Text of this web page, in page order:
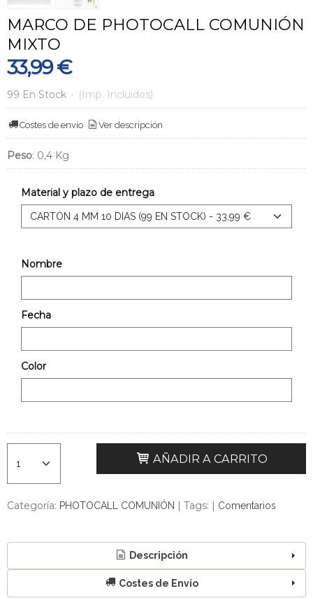
MARCO DE PHOTOCALL COMUNIÓN
MIXTO
33,99 €
99 En Stock - (Imp. Incluidos)
Costes de envío Ver descripción
Peso: 0,4 Kg
Material y plazo de entrega
Nombre
Fecha
Color
AÑADIR A CARRITO
Categoría: PHOTOCALL COMUNIÓN | Tags: | Comentarios
Descripción
Costes de Envío